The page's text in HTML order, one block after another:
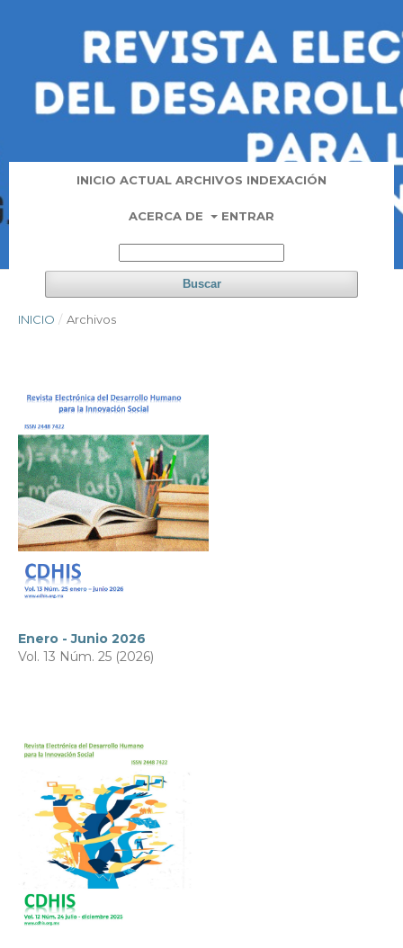
INICIO ACTUAL ARCHIVOS INDEXACIÓN
ACERCA DE ENTRAR
Buscar
INICIO / Archivos
Enero - Junio 2026
Vol. 13 Núm. 25 (2026)